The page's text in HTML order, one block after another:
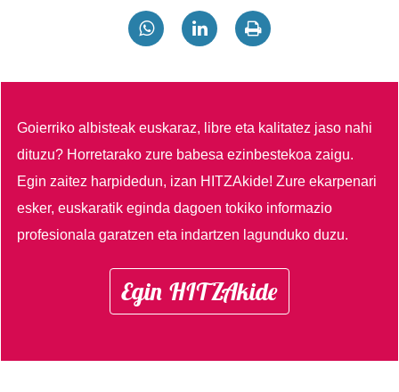
Goierriko albisteak euskaraz, libre eta kalitatez jaso nahi
dituzu? Horretarako zure babesa ezinbestekoa zaigu.
Egin zaitez harpidedun, izan HITZAkide!Zure ekarpenari
esker, euskaratik eginda dagoen tokiko informazio
profesionala garatzen eta indartzen lagunduko duzu.
Egin HITZAkide